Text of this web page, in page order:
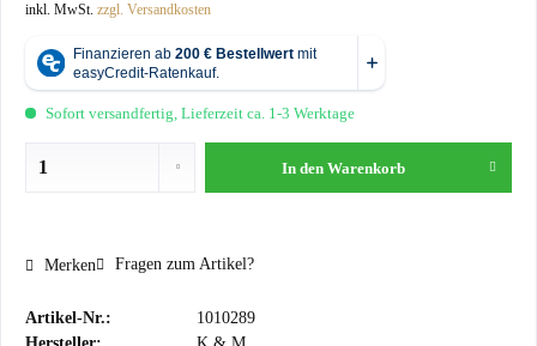
inkl. MwSt. zzgl. Versandkosten
Sofort versandfertig, Lieferzeit ca. 1-3 Werktage
In den Warenkorb
Merken Fragen zum Artikel?
Artikel-Nr.:
1010289